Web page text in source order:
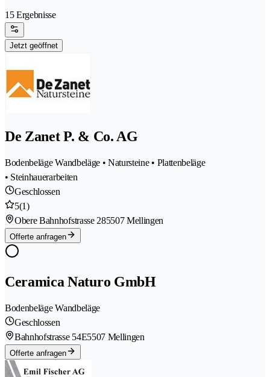
15 Ergebnisse
Jetzt geöffnet
De Zanet P. & Co. AG
Bodenbeläge Wandbeläge • Natursteine • Plattenbeläge
• Steinhauerarbeiten
Geschlossen
5(1)
Obere Bahnhofstrasse 285507 Mellingen
Offerte anfragen
Ceramica Naturo GmbH
Bodenbeläge Wandbeläge
Geschlossen
Bahnhofstrasse 54E5507 Mellingen
Offerte anfragen